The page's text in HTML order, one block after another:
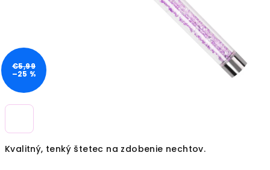
Kvalitný, tenký štetec na zdobenie nechtov.
€5,99
–25 %